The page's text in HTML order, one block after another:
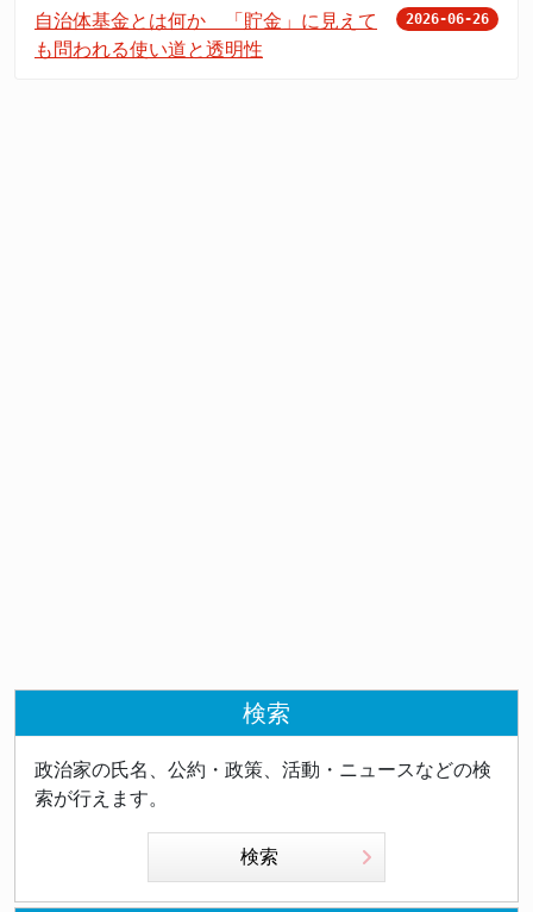
自治体基金とは何か 「貯金」に見えて
も問われる使い道と透明性
2026-06-26
検索
政治家の氏名、公約・政策、活動・ニュースなどの検
索が行えます。
検索